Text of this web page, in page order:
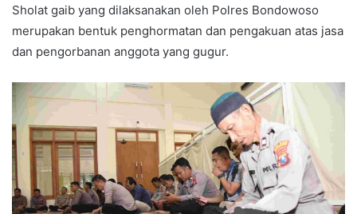
Sholat gaib yang dilaksanakan oleh Polres Bondowoso
merupakan bentuk penghormatan dan pengakuan atas jasa
dan pengorbanan anggota yang gugur.